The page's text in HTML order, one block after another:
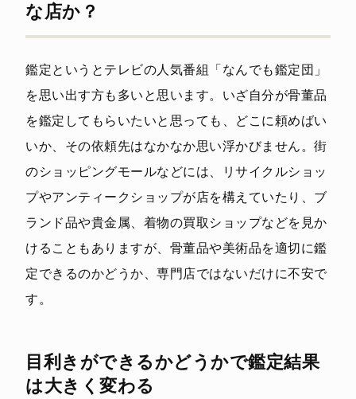
な店か？
鑑定というとテレビの人気番組「なんでも鑑定団」
を思い出す方も多いと思います。いざ自分が骨董品
を鑑定してもらいたいと思っても、どこに頼めばい
いか、その依頼先はなかなか思い浮かびません。街
のショッピングモールなどには、リサイクルショッ
プやアンティークショップが店を構えていたり、ブ
ランド品や貴金属、着物の買取ショップなどを見か
けることもありますが、骨董品や美術品を適切に鑑
定できるのかどうか、専門店ではないだけに不安で
す。
目利きができるかどうかで鑑定結果
は大きく変わる